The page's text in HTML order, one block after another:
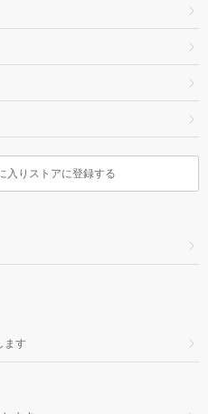
入りストアに登録する
ます